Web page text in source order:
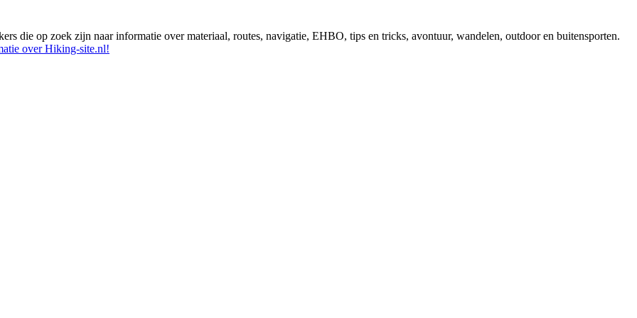
die op zoek zijn naar informatie over materiaal, routes, navigatie, EHBO, tips en tricks, avontuur, wandelen, outdoor en buitensporten.
over Hiking-site.nl!